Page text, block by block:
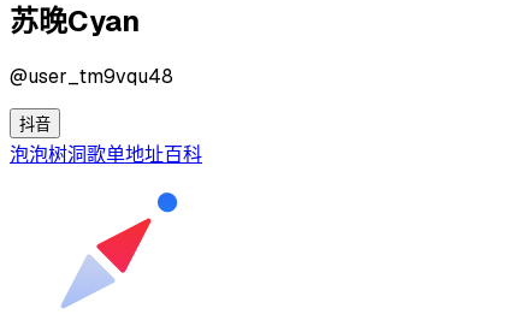
苏晚Cyan
@user_tm9vqu48
抖音
泡泡树洞歌单地址百科